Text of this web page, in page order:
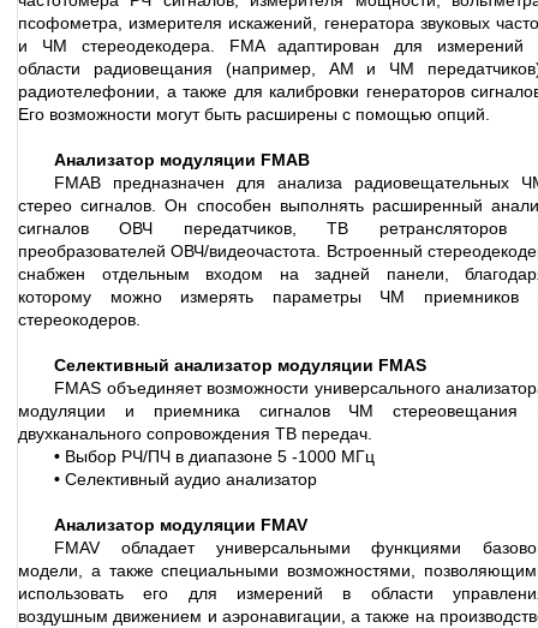
псофометра, измерителя искажений, генератора звуковых
и ЧМ стереодекодера. FMA адаптирован для измерений
области радиовещания (например, АМ и ЧМ
радиотелефонии, а также для калибровки генераторов
Его возможности могут быть расширены с помощью опций.
Анализатор модуляции FMAВ
FMAB предназначен для анализа радиовещательных
стерео сигналов. Он способен выполнять расширенный
сигналов ОВЧ передатчиков, ТВ ретрансляторов
преобразователей ОВЧ/видеочастота. Встроенный
снабжен отдельным входом на задней панели,
которому можно измерять параметры ЧМ приемников
стереокодеров.
Селективный анализатор модуляции FMAS
FMAS объединяет возможности универсального
модуляции и приемника сигналов ЧМ стереовещания
двухканального сопровождения ТВ передач.
• Выбор РЧ/ПЧ в диапазоне 5 -1000 МГц
• Селективный аудио анализатор
Анализатор модуляции FMAV
FMAV обладает универсальными функциями
модели, а также специальными возможностями,
использовать его для измерений в области
воздушным движением и аэронавигации, а также на